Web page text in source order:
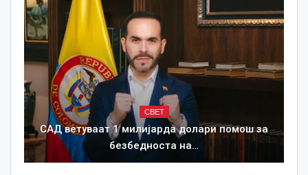
СВЕТ
САД ветуваат 1 милијарда долари помош за
безбедноста на…